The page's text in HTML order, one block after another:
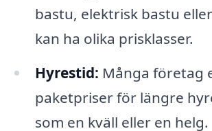
bastu, elektrisk bastu
kan ha olika prisklasser.
Hyrestid: Många företag
paketpriser för längre
som en kväll eller en helg.